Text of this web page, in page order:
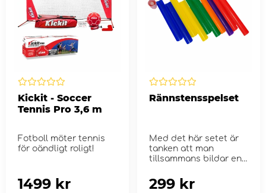
Kickit - Soccer
Tennis Pro 3,6 m
Fotboll möter tennis
för oändligt roligt!
1499 kr
Rännstensspelset
Med det här setet är
tanken att man
tillsammans bildar en
299 kr